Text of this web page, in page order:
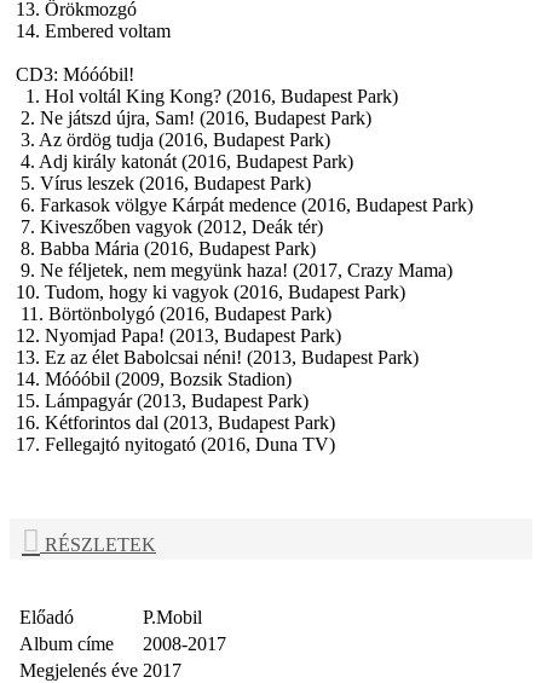
13. Örökmozgó
14. Embered voltam
CD3: Móóóbil!
1. Hol voltál King Kong? (2016, Budapest Park)
2. Ne játszd újra, Sam! (2016, Budapest Park)
3. Az ördög tudja (2016, Budapest Park)
4. Adj király katonát (2016, Budapest Park)
5. Vírus leszek (2016, Budapest Park)
6. Farkasok völgye Kárpát medence (2016, Budapest Park)
7. Kiveszőben vagyok (2012, Deák tér)
8. Babba Mária (2016, Budapest Park)
9. Ne féljetek, nem megyünk haza! (2017, Crazy Mama)
10. Tudom, hogy ki vagyok (2016, Budapest Park)
11. Börtönbolygó (2016, Budapest Park)
12. Nyomjad Papa! (2013, Budapest Park)
13. Ez az élet Babolcsai néni! (2013, Budapest Park)
14. Móóóbil (2009, Bozsik Stadion)
15. Lámpagyár (2013, Budapest Park)
16. Kétforintos dal (2013, Budapest Park)
17. Fellegajtó nyitogató (2016, Duna TV)
RÉSZLETEK
Előadó
P.Mobil
Album címe
2008-2017
Megjelenés éve 2017